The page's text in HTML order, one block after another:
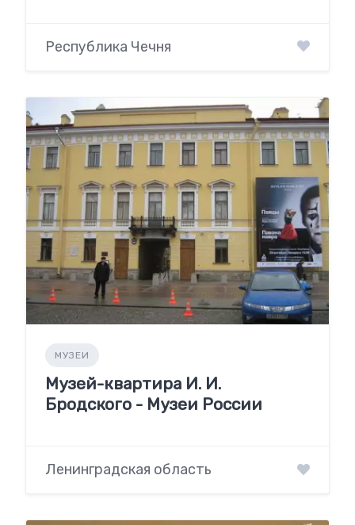
Республика Чечня
МУЗЕИ
Музей-квартира И. И.
Бродского - Музеи России
Ленинградская область